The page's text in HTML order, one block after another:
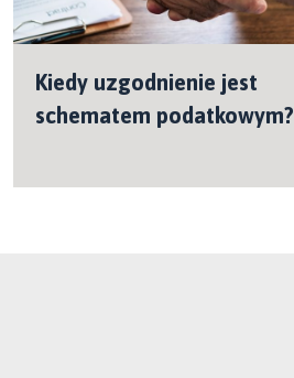
Kiedy uzgodnienie jest
schematem podatkowym?